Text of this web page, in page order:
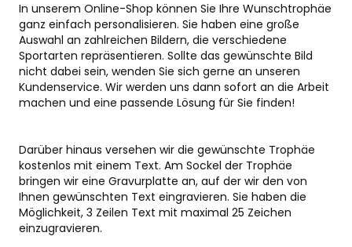
In unserem Online-Shop können Sie Ihre Wunschtrophäe
ganz einfach personalisieren. Sie haben eine große
Auswahl an zahlreichen Bildern, die verschiedene
Sportarten repräsentieren. Sollte das gewünschte Bild
nicht dabei sein, wenden Sie sich gerne an unseren
Kundenservice. Wir werden uns dann sofort an die Arbeit
machen und eine passende Lösung für Sie finden!
Darüber hinaus versehen wir die gewünschte Trophäe
kostenlos mit einem Text. Am Sockel der Trophäe
bringen wir eine Gravurplatte an, auf der wir den von
Ihnen gewünschten Text eingravieren. Sie haben die
Möglichkeit, 3 Zeilen Text mit maximal 25 Zeichen
einzugravieren.